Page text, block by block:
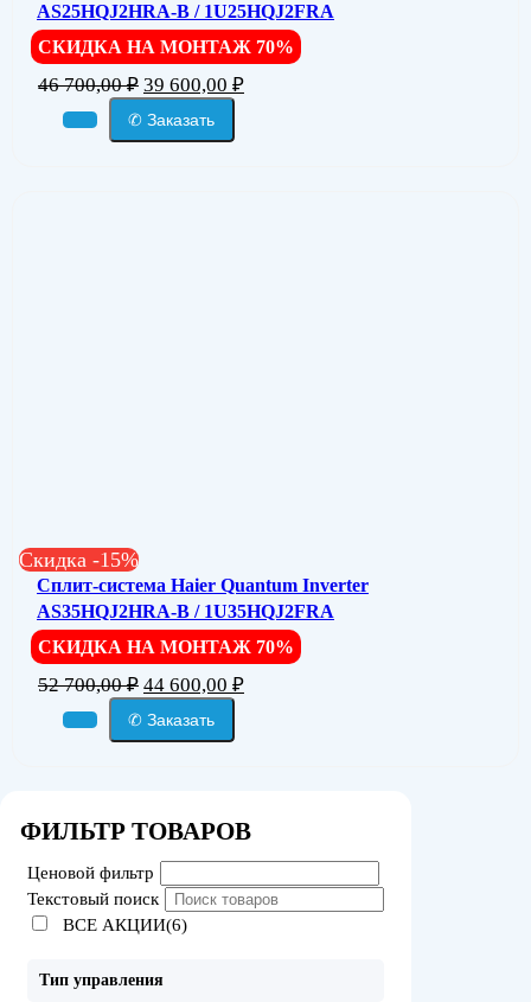
AS25HQJ2HRA-B / 1U25HQJ2FRA
СКИДКА НА МОНТАЖ 70%
46 700,00₽ 39 600,00 ₽
✆ Заказать
Скидка -15%
Сплит-система Haier Quantum Inverter
AS35HQJ2HRA-B / 1U35HQJ2FRA
СКИДКА НА МОНТАЖ 70%
52 700,00₽ 44 600,00 ₽
✆ Заказать
ФИЛЬТР ТОВАРОВ
Ценовой фильтр
Текстовый поиск
ВСЕ АКЦИИ(6)
Тип управления